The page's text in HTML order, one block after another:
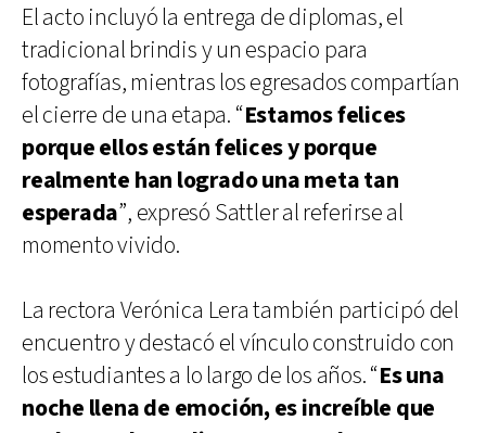
El acto incluyó la entrega de diplomas, el
tradicional brindis y un espacio para
fotografías, mientras los egresados compartían
el cierre de una etapa. “Estamos felices
porque ellos están felices y porque
realmente han logrado una meta tan
esperada”, expresó Sattler al referirse al
momento vivido.
La rectora Verónica Lera también participó del
encuentro y destacó el vínculo construido con
los estudiantes a lo largo de los años. “Es una
noche llena de emoción, es increíble que